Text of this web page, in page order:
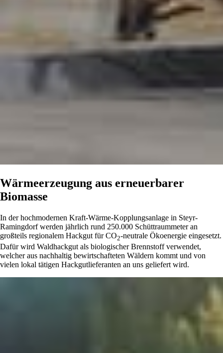
Wärmeerzeugung aus erneuerbarer
Biomasse
In der hochmodernen Kraft-Wärme-Kopplungsanlage in Steyr-
Ramingdorf werden jährlich rund 250.000 Schüttraummeter an
großteils regionalem Hackgut für CO2-neutrale Ökoenergie eingesetzt.
Dafür wird Waldhackgut als biologischer Brennstoff verwendet,
welcher aus nachhaltig bewirtschafteten Wäldern kommt und von
vielen lokal tätigen Hackgutlieferanten an uns geliefert wird.